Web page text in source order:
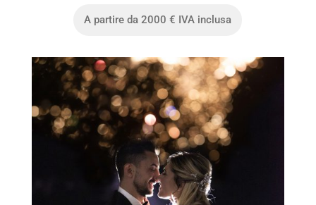
A partire da 2000 € IVA inclusa